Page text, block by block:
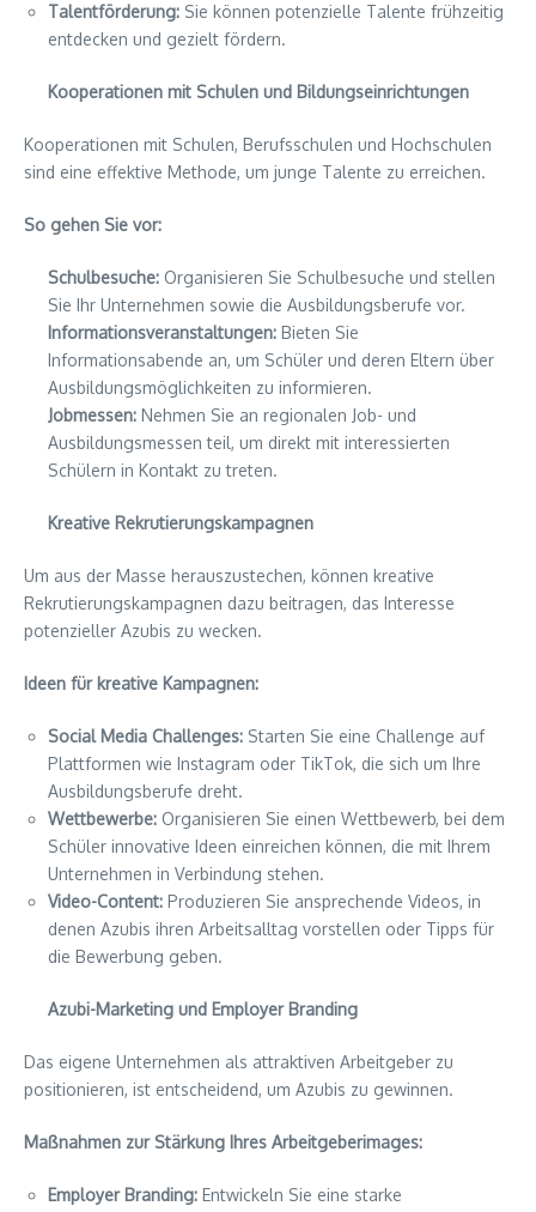
Talentförderung: Sie können potenzielle Talente frühzeitig
entdecken und gezielt fördern.
Kooperationen mit Schulen und Bildungseinrichtungen
Kooperationen mit Schulen, Berufsschulen und Hochschulen
sind eine effektive Methode, um junge Talente zu erreichen.
So gehen Sie vor:
Schulbesuche: Organisieren Sie Schulbesuche und stellen
Sie Ihr Unternehmen sowie die Ausbildungsberufe vor.
Informationsveranstaltungen: Bieten Sie
Informationsabende an, um Schüler und deren Eltern über
Ausbildungsmöglichkeiten zu informieren.
Jobmessen: Nehmen Sie an regionalen Job- und
Ausbildungsmessen teil, um direkt mit interessierten
Schülern in Kontakt zu treten.
Kreative Rekrutierungskampagnen
Um aus der Masse herauszustechen, können kreative
Rekrutierungskampagnen dazu beitragen, das Interesse
potenzieller Azubis zu wecken.
Ideen für kreative Kampagnen:
Social Media Challenges: Starten Sie eine Challenge auf
Plattformen wie Instagram oder TikTok, die sich um Ihre
Ausbildungsberufe dreht.
Wettbewerbe: Organisieren Sie einen Wettbewerb, bei dem
Schüler innovative Ideen einreichen können, die mit Ihrem
Unternehmen in Verbindung stehen.
Video-Content: Produzieren Sie ansprechende Videos, in
denen Azubis ihren Arbeitsalltag vorstellen oder Tipps für
die Bewerbung geben.
Azubi-Marketing und Employer Branding
Das eigene Unternehmen als attraktiven Arbeitgeber zu
positionieren, ist entscheidend, um Azubis zu gewinnen.
Maßnahmen zur Stärkung Ihres Arbeitgeberimages:
Employer Branding: Entwickeln Sie eine starke